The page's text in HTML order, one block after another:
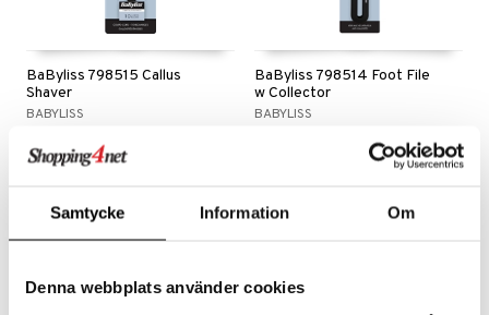
Samtycke Information Om
Denna webbplats använder cookies
BaByliss 798515 Callus
Shaver
BABYLISS
95 kr
BaByliss 798514 Foot File
w Collector
BABYLISS